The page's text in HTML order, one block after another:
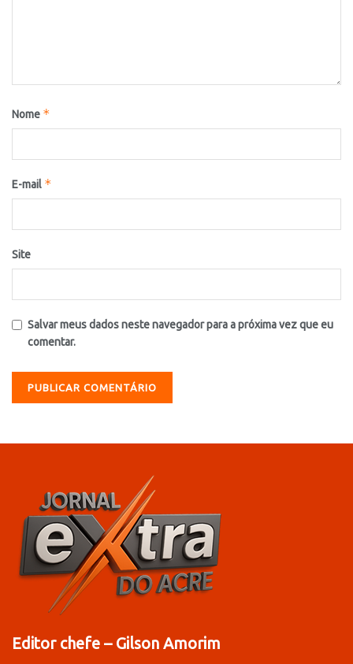
Nome *
E-mail *
Site
Salvar meus dados neste navegador para a próxima vez que eu
comentar.
Editor chefe – Gilson Amorim